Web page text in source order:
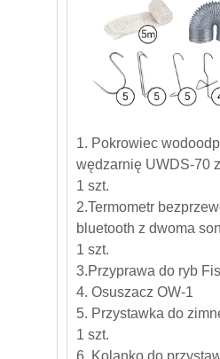
1. Pokrowiec
wędzarnię UWDS-70
1 szt.
2.Termometr
bluetooth z dwoma
1 szt.
3.Przyprawa do ryb
4. Osuszacz OW-1
5. Przystawka do
1 szt.
6. Kolanko do